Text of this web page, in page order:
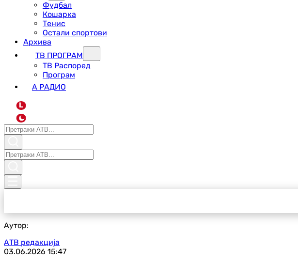
Фудбал
Кошарка
Тенис
Остали спортови
Архива
ТВ ПРОГРАМ
ТВ Распоред
Програм
А РАДИО
L
Аутор:
АТВ редакција
03.06.2026 15:47